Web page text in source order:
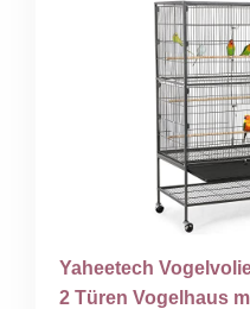
Yaheetech
2 Türen Vogelhaus